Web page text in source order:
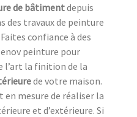
de bâtimentdepuis
des travaux de peinture
confiance à des
peinture pour
l’art la finition de la
de votre maison.
mesure de réaliser la
et d’extérieure. Si